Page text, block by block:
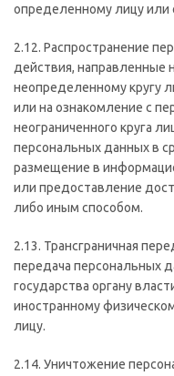
определенному лицу или
2.12. Распространение
действия, направленные
неопределенному кругу
или на ознакомление с
неограниченного круга
персональных данных в
размещение в
или предоставление
либо иным способом.
2.13. Трансграничная
передача персональных
государства органу
иностранному
лицу.
2.14. Уничтожение